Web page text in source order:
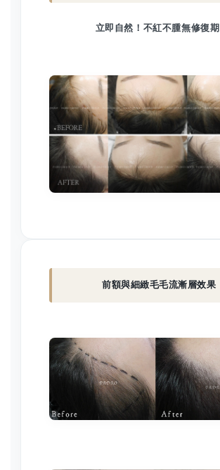
立即自然！不紅不腫無修復期
前額與細緻毛毛流漸層效果